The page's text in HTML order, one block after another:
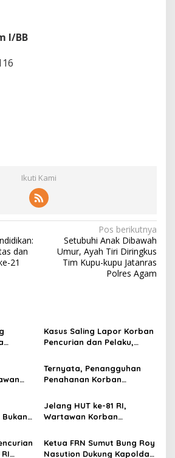
I/BB
Ikuti Kami
dan
21
Pos berikutnya
Setubuhi Anak Dibawah
Umur, Ayah Tiri Diringkus
Tim Kupu-kupu Jatanras
Polres Agam
Kasus Saling Lapor Korban
Pencurian dan Pelaku,
Nasution Minta
Kapolrestabes Medan
larut
Ternyata, Penangguhan
Penahanan Korban
di Polrestabes Medan
Setelah Membantu Polisi
RI Bapak Habiburokhman
Kritik
Jelang HUT ke-81 RI,
Wartawan Korban
Polisi Menangkap Pelaku
Jadi Tersangka Berharap
Ketua FRN Sumut Bung Roy
Nasution Dukung Kapolda